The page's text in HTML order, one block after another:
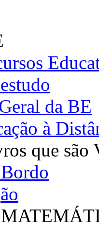
da BE
à
que são